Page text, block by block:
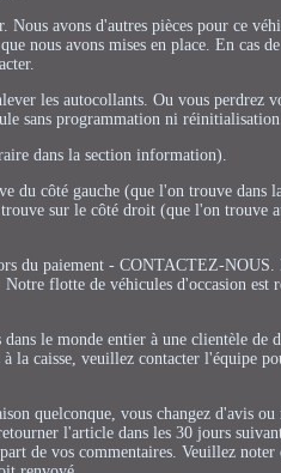
Nous avons d'autres pièces pour ce
nous avons mises en place. En cas
les autocollants. Ou vous perdrez
sans programmation ni réinitialisation.
dans la section information).
du côté gauche (que l'on trouve dans
sur le côté droit (que l'on trouve
du paiement - CONTACTEZ-
flotte de véhicules d'occasion est
le monde entier à une clientèle de
la caisse, veuillez contacter l'équipe
quelconque, vous changez d'avis ou
l'article dans les 30 jours
de vos commentaires. Veuillez noter